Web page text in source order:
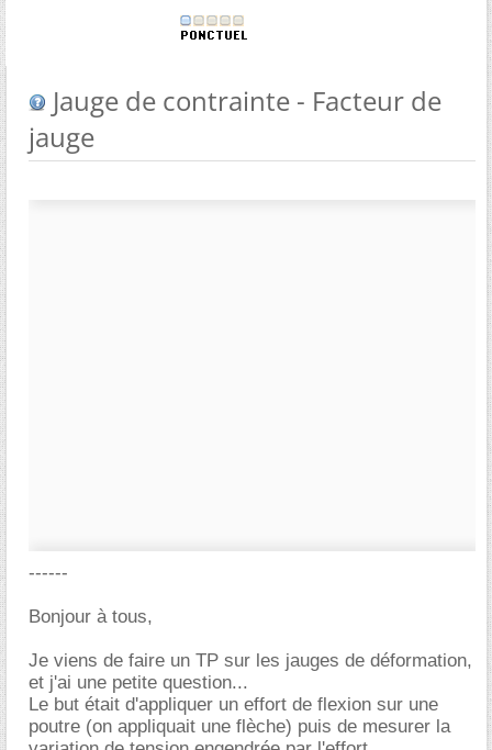
Jauge de contrainte - Facteur de
jauge
------
Bonjour à tous,
Je viens de faire un TP sur les jauges de déformation,
et j'ai une petite question...
Le but était d'appliquer un effort de flexion sur une
poutre (on appliquait une flèche) puis de mesurer la